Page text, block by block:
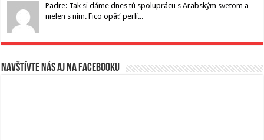
Padre: Tak si dáme dnes tú spoluprácu s Arabským svetom a
nielen s ním. Fico opäť perlí...
Navštívte nás aj na Facebooku